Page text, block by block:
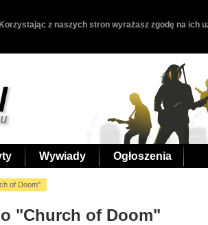
z naszych stron wyrażasz zgodę na ich
Wywiady Ogłoszenia
of Doom"
"Church of Doom"